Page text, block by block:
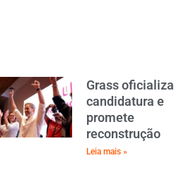
Grass oficializa
candidatura e
promete
reconstrução
Leia mais »